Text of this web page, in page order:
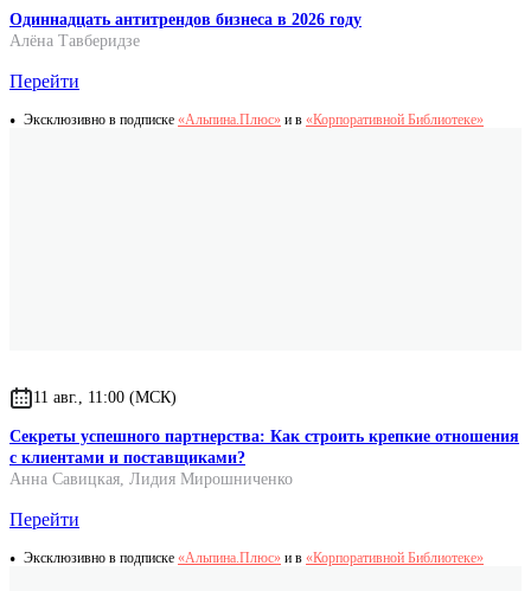
Одиннадцать антитрендов бизнеса в 2026 году
Алёна Тавберидзе
Перейти
Эксклюзивно в подписке «Альпина.Плюс» и в «Корпоративной Библиотеке»
11 авг., 11:00 (МСК)
Секреты успешного партнерства: Как строить крепкие отношения
с клиентами и поставщиками?
Анна Савицкая, Лидия Мирошниченко
Перейти
Эксклюзивно в подписке «Альпина.Плюс» и в «Корпоративной Библиотеке»